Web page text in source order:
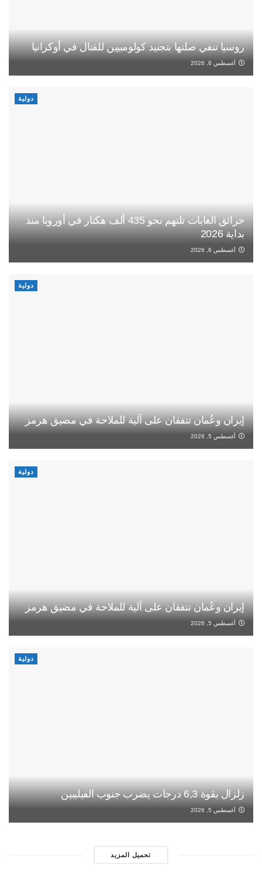
روسيا تنفي صلتها بتجنيد كولومبيين للقتال في أوكرانيا
أغسطس 6, 2026
دولية
حرائق الغابات تلتهم نحو 435 ألف هكتار في أوروبا منذ
بداية 2026
أغسطس 6, 2026
دولية
إيران وعُمان تتفقان على آلية للملاحة في مضيق هرمز
أغسطس 5, 2026
دولية
إيران وعُمان تتفقان على آلية للملاحة في مضيق هرمز
أغسطس 5, 2026
دولية
زلزال بقوة 6,3 درجات يضرب جنوب الفيليبين
أغسطس 5, 2026
تحميل المزيد